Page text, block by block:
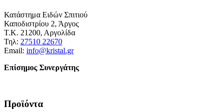
Κατάστημα Ειδών Σπιτιού
Καποδιστρίου 2, Άργος
Τ.Κ. 21200, Αργολίδα
Τηλ: 27510 22670
Email: info@kristal.gr
Επίσημος Συνεργάτης
Προϊόντα